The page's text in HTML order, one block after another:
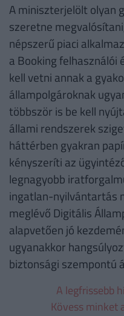
A miniszterjelölt olyan
szeretne
népszerű piaci
a Booking felhasználói
kell vetni annak a
állampolgároknak
többször is be kell
állami rendszerek
háttérben gyakran
kényszeríti az
legnagyobb
ingatlan-nyilvántartás
meglévő Digitális
alapvetően jó
ugyanakkor
biztonsági szempontú
A legfrissebb
Kövess minket